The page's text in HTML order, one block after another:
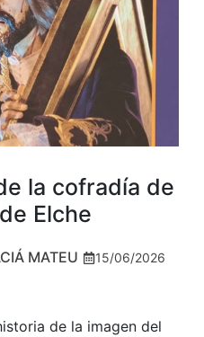
la cofradía de
Elche
MATEU 15/06/2026
de la imagen del